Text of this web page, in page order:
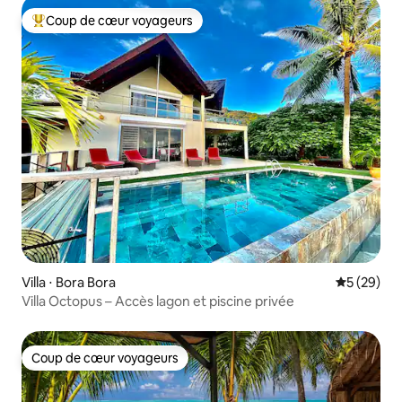
Coups de cœur voyageurs les plus appréciés
Coup de cœur voyageurs
Villa ⋅ Bora Bora
5 (29)
Villa Octopus – Accès lagon et piscine privée
Coup de cœur voyageurs
Coup de cœur voyageurs